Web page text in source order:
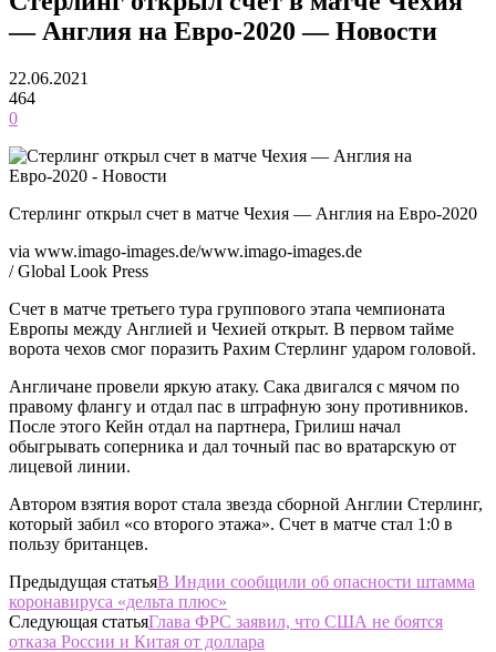
— Англия на Евро-2020 — Новости
22.06.2021
464
0
Стерлинг открыл счет в матче Чехия — Англия на Евро-2020
via www.imago-images.de/www.imago-images.de
/ Global Look Press
Счет в матче третьего тура группового этапа чемпионата
Европы между Англией и Чехией открыт. В первом тайме
ворота чехов смог поразить Рахим Стерлинг ударом головой.
Англичане провели яркую атаку. Сака двигался с мячом по
правому флангу и отдал пас в штрафную зону противников.
После этого Кейн отдал на партнера, Грилиш начал
обыгрывать соперника и дал точный пас во вратарскую от
лицевой линии.
Автором взятия ворот стала звезда сборной Англии Стерлинг,
который забил «со второго этажа». Счет в матче стал 1:0 в
пользу британцев.
Предыдущая статьяВ Индии сообщили об опасности штамма
коронавируса «дельта плюс»
Следующая статьяГлава ФРС заявил, что США не боятся
отказа России и Китая от доллара